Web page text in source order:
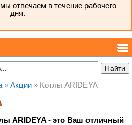
отвечаем в течение рабочего
дня.
» Акции » Котлы ARIDEYA
ARIDEYA - это Ваш отличный